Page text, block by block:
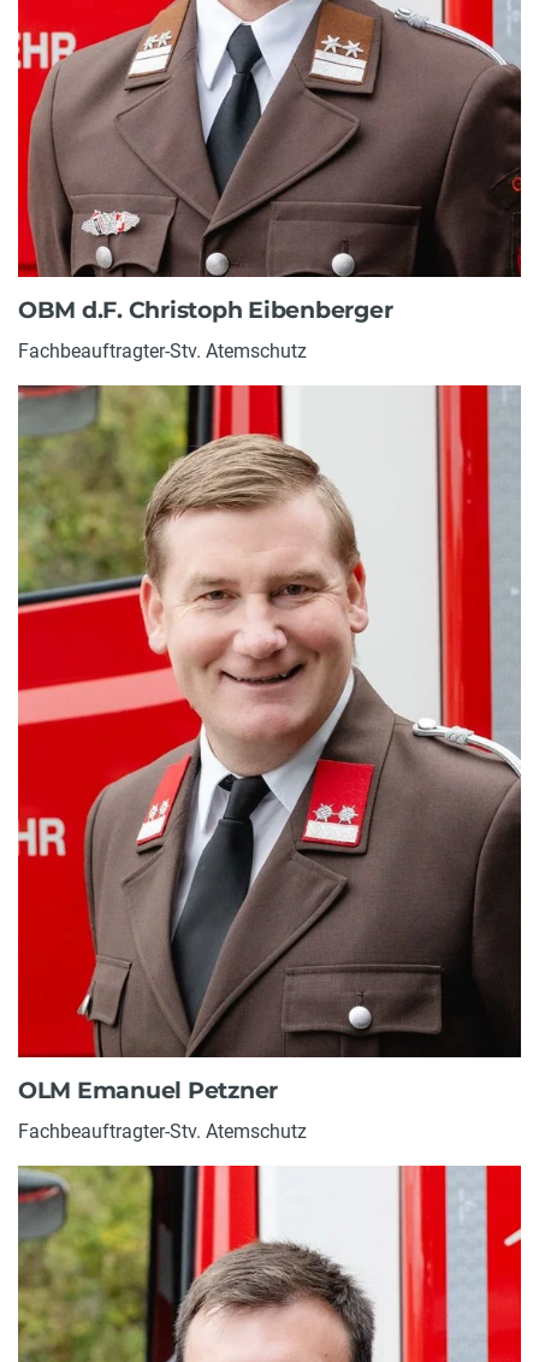
OBM d.F. Christoph Eibenberger
Fachbeauftragter-Stv. Atemschutz
OLM Emanuel Petzner
Fachbeauftragter-Stv. Atemschutz